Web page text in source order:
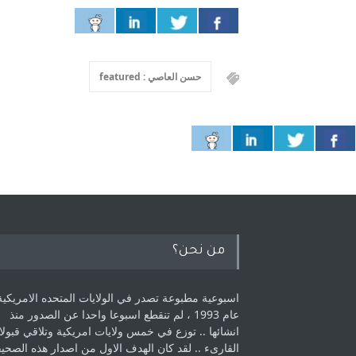
حسن العاصي : featured
من نحن؟
اسبوعية مطبوعة تصدر في الولايات المتحده
عام 1993 ، لم ‏تنقطع اسبوعا واحدا عن الصدور منذ
انشائها .. توزع في خمس ولايات امريكية ‏وتلاقي
القارىء ..‏ لقد كان الهدف الاول من اصدار هذه